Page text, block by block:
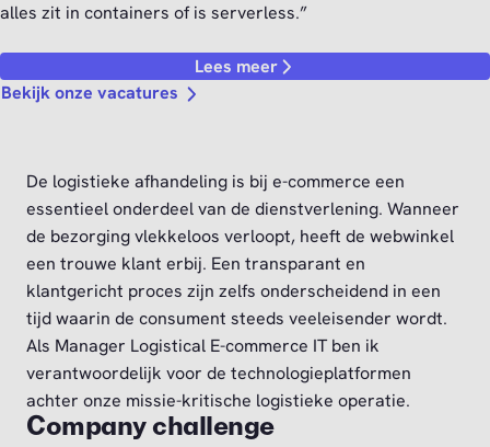
alles zit in containers of is serverless.”
Lees meer
Bekijk onze vacatures
De logistieke afhandeling is bij e-commerce een
essentieel onderdeel van de dienstverlening. Wanneer
de bezorging vlekkeloos verloopt, heeft de webwinkel
een trouwe klant erbij. Een transparant en
klantgericht proces zijn zelfs onderscheidend in een
tijd waarin de consument steeds veeleisender wordt.
Als Manager Logistical E-commerce IT ben ik
verantwoordelijk voor de technologieplatformen
achter onze missie-kritische logistieke operatie.
Company challenge